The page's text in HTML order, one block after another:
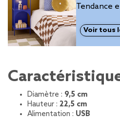
Tendance
Voir tous
Diamètre : 9,5 cm
Hauteur : 22,5 cm
Alimentation : USB